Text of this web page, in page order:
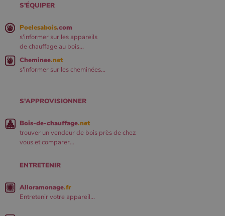
S'ÉQUIPER
Poelesabois.com
s'informer sur les appareils
de chauffage au bois...
Cheminee.net
s'informer sur les cheminées...
S'APPROVISIONNER
Bois-de-chauffage.net
trouver un vendeur de bois près de chez
vous et comparer...
ENTRETENIR
Alloramonage.fr
Entretenir votre appareil...